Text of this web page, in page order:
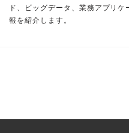
ド、ビッグデータ、業務アプリ
報を紹介します。